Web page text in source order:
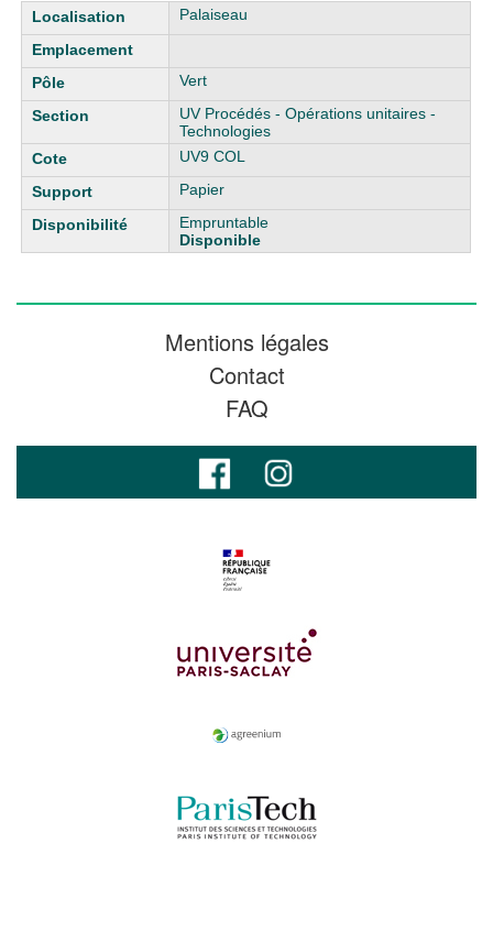
Liste des exemplaires Palaiseau
Vert
UV Procédés - Opérations unitaires -
Technologies
UV9 COL
Papier
Empruntable
Disponible
Mentions légales
Contact
FAQ